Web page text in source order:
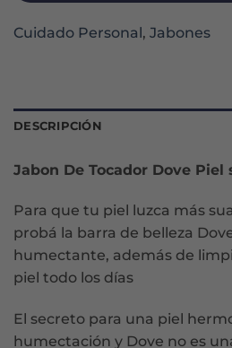
Cuidado Personal, Jabones
DESCRIPCIÓN
Jabon De Tocador Dove Piel
Para que tu piel luzca más
probá la barra de belleza
humectante, además de
piel todo los días
El secreto para una piel
humectación y Dove no es